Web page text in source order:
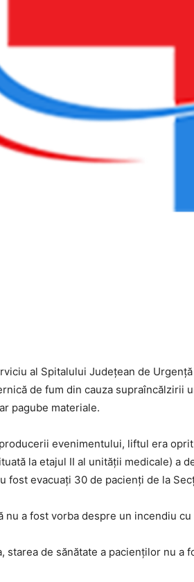
al Spitalului Județean de
de fum din cauza supraîncălzirii
pagube materiale.
evenimentului, liftul era
la etajul II al unității medicale) a
fost evacuați 30 de pacienți de la
nu a fost vorba despre un incendiu
starea de sănătate a pacienților nu